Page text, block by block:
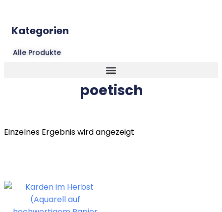
poetisch
Einzelnes Ergebnis wird angezeigt
Kategorien
Alle Produkte